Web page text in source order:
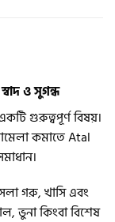
ও সুগন্ধ
গুরুত্বপূর্ণ বিষয়।
কমাতে Atal
গরু, খাসি এবং
ভুনা কিংবা বিশেষ